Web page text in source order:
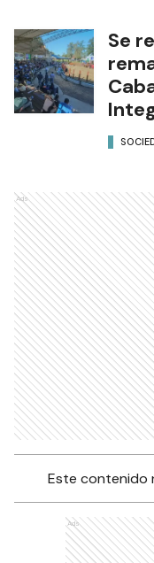
Se
Ads
Este contenido
Ads